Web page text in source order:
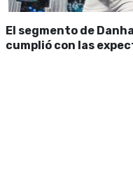
El segmento de
cumplió con las